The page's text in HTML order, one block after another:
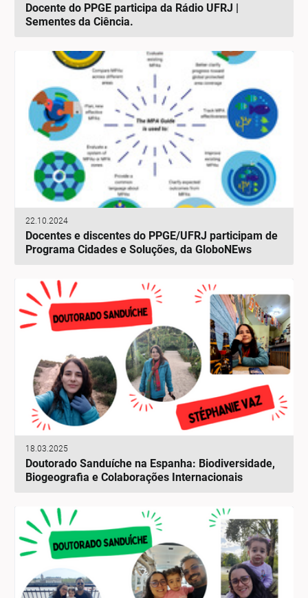
Docente do PPGE participa da Rádio UFRJ |
Sementes da Ciência.
22.10.2024
Docentes e discentes do PPGE/UFRJ participam de
Programa Cidades e Soluções, da GloboNEws
18.03.2025
Doutorado Sanduíche na Espanha: Biodiversidade,
Biogeografia e Colaborações Internacionais